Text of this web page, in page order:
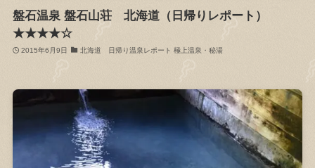
盤石温泉 盤石山荘 北海道（日帰りレポート）
★★★★☆
2015年6月9日 北海道 日帰り温泉レポート 極上温泉・秘湯